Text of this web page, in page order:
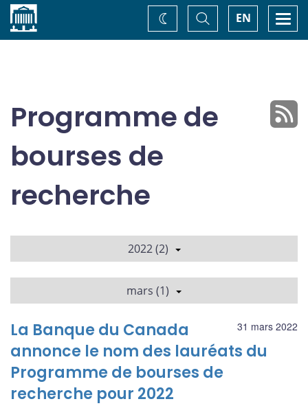
Accueil EN
Basculer
la
recherche
Changez
de
Programme de
bourses de
recherche
2022 (2)
mars (1)
31 mars 2022
La Banque du Canada
annonce le nom des lauréats du
Programme de bourses de
recherche pour 2022